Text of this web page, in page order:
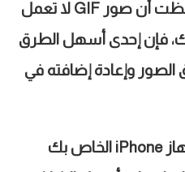
أن صور
لا تعمل
فإن إحدى أسهل الطرق
الصور وإعادة إضافته في
iPhone
الخاص بك